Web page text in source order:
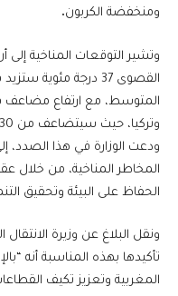
ومنخفضة الكربون.
وتشير التوقعات المناخية إلى
القصوى 37 درجة
المتوسط، مع ارتفاع مضاعف
ودعت الوزارة في هذا الصدد،
المخاطر المناخية، من خلال
الحفاظ على البيئة وتحقيق
ونقل البلاغ عن وزيرة
تأكيدها بهذه المناسبة أنه
المغربية وتعزيز تكيف